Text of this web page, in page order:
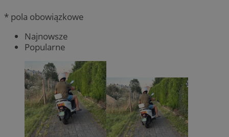
* pola obowiązkowe
Najnowsze
Popularne